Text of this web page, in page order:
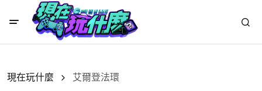
現在玩什麼 艾爾登法環